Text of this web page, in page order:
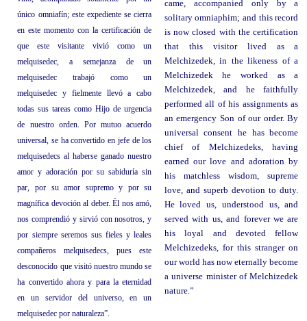
único omniafín; este expediente se cierra
en este momento con la certificación de
que este visitante vivió como un
melquisedec, a semejanza de un
melquisedec trabajó como un
melquisedec y fielmente llevó a cabo
todas sus tareas como Hijo de urgencia
de nuestro orden. Por mutuo acuerdo
universal, se ha convertido en jefe de los
melquisedecs al haberse ganado nuestro
amor y adoración por su sabiduría sin
par, por su amor supremo y por su
magnífica devoción al deber. Él nos amó,
nos comprendió y sirvió con nosotros, y
por siempre seremos sus fieles y leales
compañeros melquisedecs, pues este
desconocido que visitó nuestro mundo se
ha convertido ahora y para la eternidad
en un servidor del universo, en un
melquisedec por naturaleza”.
came, accompanied only by a
solitary omniaphim; and this record
is now closed with the certification
that this visitor lived as a
Melchizedek, in the likeness of a
Melchizedek he worked as a
Melchizedek, and he faithfully
performed all of his assignments as
an emergency Son of our order. By
universal consent he has become
chief of Melchizedeks, having
earned our love and adoration by
his matchless wisdom, supreme
love, and superb devotion to duty.
He loved us, understood us, and
served with us, and forever we are
his loyal and devoted fellow
Melchizedeks, for this stranger on
our world has now eternally become
a universe minister of Melchizedek
nature.”